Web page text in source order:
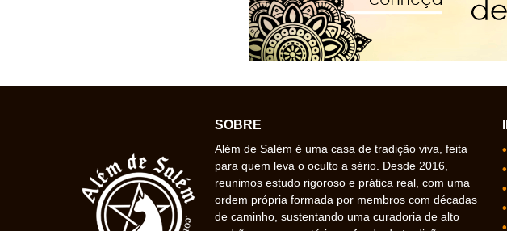
SOBRE
Além de Salém é uma casa de tradição viva, feita
para quem leva o oculto a sério. Desde 2016,
reunimos estudo rigoroso e prática real, com uma
ordem própria formada por membros com décadas
de caminho, sustentando uma curadoria de alto